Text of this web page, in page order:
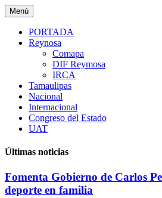
Saltar
al
contenido
Menú
PORTADA
Reynosa
Comapa
DIF Reymosa
IRCA
Tamaulipas
Nacional
Internacional
Congreso del Estado
UAT
Últimas noticias
Fomenta Gobierno de Carlos
deporte en familia